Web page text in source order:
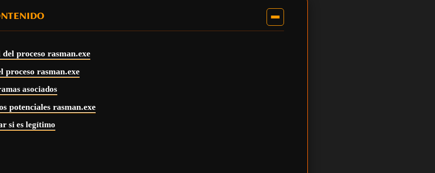
proceso rasman.exe
proceso rasman.exe
asociados
potenciales rasman.exe
si es legítimo